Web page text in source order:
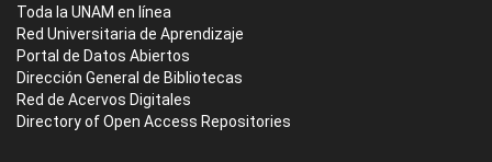
Toda la UNAM en línea
Red Universitaria de Aprendizaje
Portal de Datos Abiertos
Dirección General de Bibliotecas
Red de Acervos Digitales
Directory of Open Access Repositories